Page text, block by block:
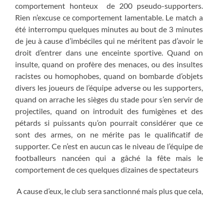
comportement honteux de 200 pseudo-supporters.
Rien n’excuse ce comportement lamentable. Le match a
été interrompu quelques minutes au bout de 3 minutes
de jeu à cause d’imbéciles qui ne méritent pas d’avoir le
droit d’entrer dans une enceinte sportive. Quand on
insulte, quand on profère des menaces, ou des insultes
racistes ou homophobes, quand on bombarde d’objets
divers les joueurs de l’équipe adverse ou les supporters,
quand on arrache les sièges du stade pour s’en servir de
projectiles, quand on introduit des fumigènes et des
pétards si puissants qu’on pourrait considérer que ce
sont des armes, on ne mérite pas le qualificatif de
supporter. Ce n’est en aucun cas le niveau de l’équipe de
footballeurs nancéen qui a gâché la fête mais le
comportement de ces quelques dizaines de spectateurs
A cause d’eux, le club sera sanctionné mais plus que cela,